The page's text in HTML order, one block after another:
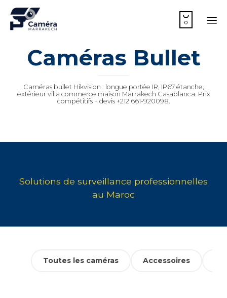

0
Caméras Bullet
Caméras bullet Hikvision : longue portée IR, IP67 étanche,
extérieur villa commerce maison Marrakech Casablanca. Prix
compétitifs + devis +212 661-920098.
Toutes les caméras Accessoires